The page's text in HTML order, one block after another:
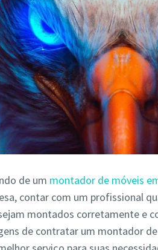
de um montador de móveis
contar com um profissional
montados corretamente e
de contratar um montador